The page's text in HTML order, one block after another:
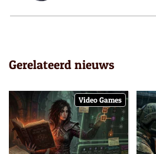
Gerelateerd nieuws
Video Games